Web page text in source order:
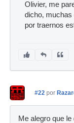
Olivier, me
dicho, muchas
por traernos
#22 por
Me alegro que